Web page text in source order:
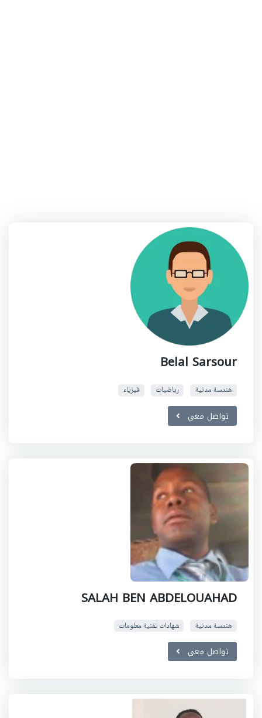
Belal Sarsour
هندسة مدنية رياضيات فيزياء
تواصل معي
SALAH BEN ABDELOUAHAD
هندسة مدنية شهادات تقنية معلومات
تواصل معي